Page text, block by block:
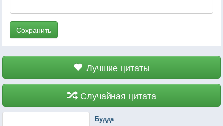
Сохранить
Лучшие цитаты
Случайная цитата
Будда